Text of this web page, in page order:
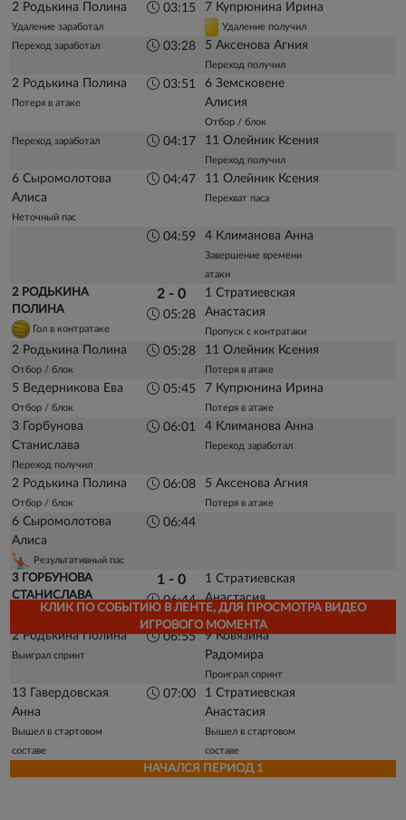
2 Родькина Полина
Удаление заработал
03:15 7 Купрюнина Ирина
Удаление получил
Переход заработал
03:28 5 Аксенова Агния
Переход получил
2 Родькина Полина
Потеря в атаке
03:51
6 Земсковене
Алисия
Отбор / блок
Переход заработал
04:17 11 Олейник Ксения
Переход получил
6 Сыромолотова
Алиса
Неточный пас
04:47 11 Олейник Ксения
Перехват паса
04:59 4 Климанова Анна
Завершение времени
атаки
2 РОДЬКИНА
ПОЛИНА
Гол в контратаке
2 - 0
05:28
1 Стратиевская
Анастасия
Пропуск с контратаки
2 Родькина Полина
Отбор / блок
05:28 11 Олейник Ксения
Потеря в атаке
5 Ведерникова Ева
Отбор / блок
05:45 7 Купрюнина Ирина
Потеря в атаке
3 Горбунова
Станислава
Переход получил
06:01 4 Климанова Анна
Переход заработал
2 Родькина Полина
Отбор / блок
06:08 5 Аксенова Агния
Потеря в атаке
6 Сыромолотова
Алиса
Результативный пас
06:44
3 ГОРБУНОВА
СТАНИСЛАВА
1 - 0
06:44
1 Стратиевская
Анастасия
Пропуск с игры
2 Родькина Полина
Выиграл спринт
06:55
9 Ковязина
Радомира
Проиграл спринт
13 Гавердовская
Анна
Вышел в стартовом
составе
07:00
1 Стратиевская
Анастасия
Вышел в стартовом
составе
НАЧАЛСЯ ПЕРИОД 1
КЛИК ПО СОБЫТИЮ В ЛЕНТЕ, ДЛЯ ПРОСМОТРА ВИДЕО
ИГРОВОГО МОМЕНТА